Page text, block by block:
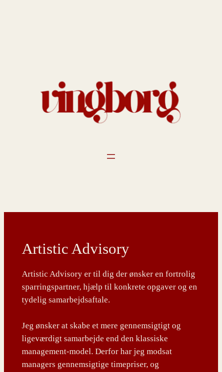
Artistic Advisory
Artistic Advisory er til dig der ønsker en fortrolig
sparringspartner, hjælp til konkrete opgaver og en
tydelig samarbejdsaftale.
Jeg ønsker at skabe et mere gennemsigtigt og
ligeværdigt samarbejde end den klassiske
management-model. Derfor har jeg modsat
managers gennemsigtige timepriser, og